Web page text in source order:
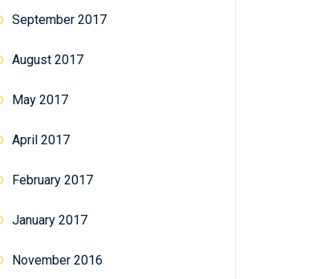
September 2017
August 2017
May 2017
April 2017
February 2017
January 2017
November 2016